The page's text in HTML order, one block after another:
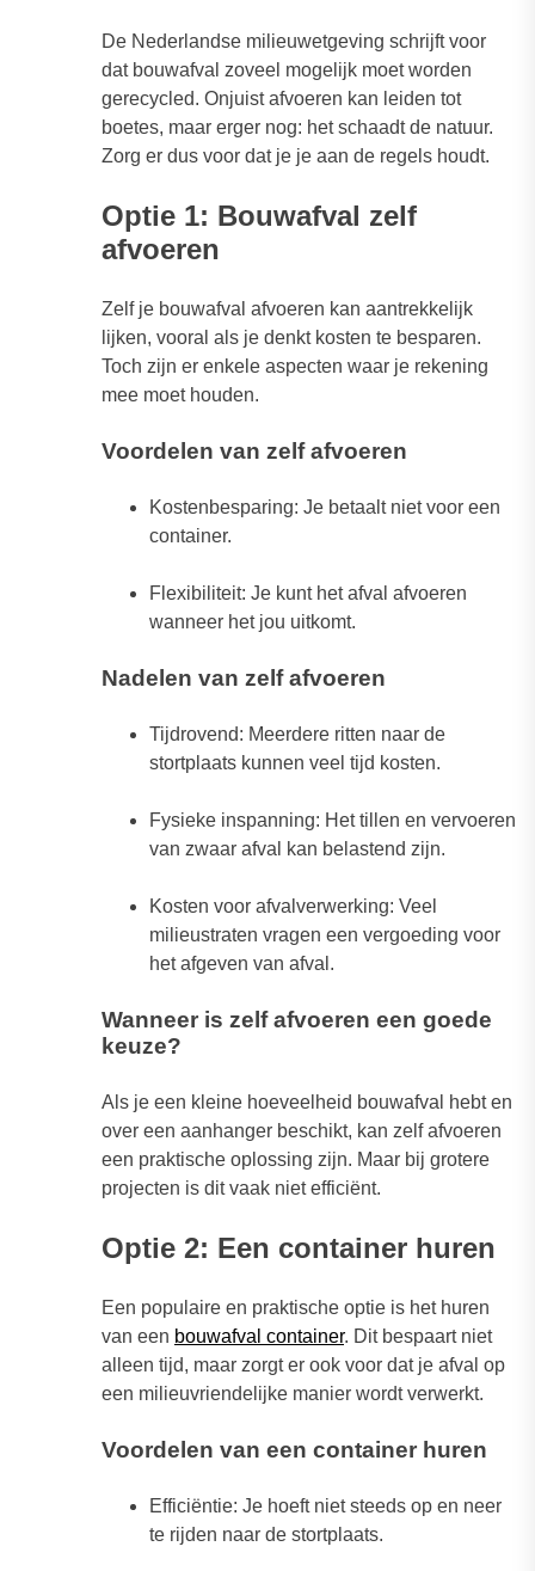
De Nederlandse milieuwetgeving schrijft voor
dat bouwafval zoveel mogelijk moet worden
gerecycled. Onjuist afvoeren kan leiden tot
boetes, maar erger nog: het schaadt de natuur.
Zorg er dus voor dat je je aan de regels houdt.
Optie 1: Bouwafval zelf
afvoeren
Zelf je bouwafval afvoeren kan aantrekkelijk
lijken, vooral als je denkt kosten te besparen.
Toch zijn er enkele aspecten waar je rekening
mee moet houden.
Voordelen van zelf afvoeren
Kostenbesparing: Je betaalt niet voor een
container.
Flexibiliteit: Je kunt het afval afvoeren
wanneer het jou uitkomt.
Nadelen van zelf afvoeren
Tijdrovend: Meerdere ritten naar de
stortplaats kunnen veel tijd kosten.
Fysieke inspanning: Het tillen en vervoeren
van zwaar afval kan belastend zijn.
Kosten voor afvalverwerking: Veel
milieustraten vragen een vergoeding voor
het afgeven van afval.
Wanneer is zelf afvoeren een goede
keuze?
Als je een kleine hoeveelheid bouwafval hebt en
over een aanhanger beschikt, kan zelf afvoeren
een praktische oplossing zijn. Maar bij grotere
projecten is dit vaak niet efficiënt.
Optie 2: Een container huren
Een populaire en praktische optie is het huren
van een bouwafval container. Dit bespaart niet
alleen tijd, maar zorgt er ook voor dat je afval op
een milieuvriendelijke manier wordt verwerkt.
Voordelen van een container huren
Efficiëntie: Je hoeft niet steeds op en neer
te rijden naar de stortplaats.